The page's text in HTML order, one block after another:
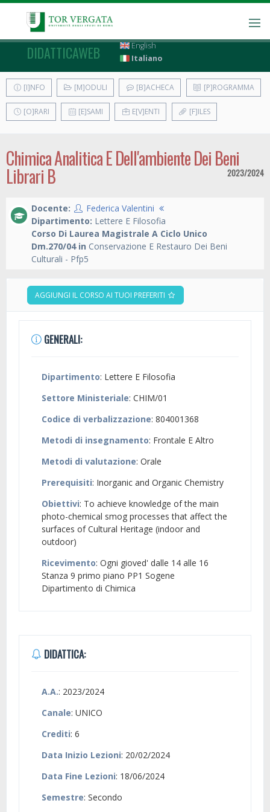
DIDATTICAWEB
English
Italiano
[I]NFO [M]ODULI [B]ACHECA [P]ROGRAMMA
[O]RARI [E]SAMI E[V]ENTI [F]ILES
Chimica Analitica E Dell'ambiente Dei Beni
Librari B 2023/2024
Docente:
Federica Valentini
Dipartimento: Lettere E Filosofia
Corso Di Laurea Magistrale A Ciclo Unico
Dm.270/04 in Conservazione E Restauro Dei Beni
Culturali - Pfp5
AGGIUNGI IL CORSO AI TUOI PREFERITI
GENERALI:
Dipartimento: Lettere E Filosofia
Settore Ministeriale: CHIM/01
Codice di verbalizzazione: 804001368
Metodi di insegnamento: Frontale E Altro
Metodi di valutazione: Orale
Prerequisiti: Inorganic and Organic Chemistry
Obiettivi: To achieve knowledge of the main
photo-chemical smog processes that affect the
surfaces of Cultural Heritage (indoor and
outdoor)
Ricevimento: Ogni gioved' dalle 14 alle 16
Stanza 9 primo piano PP1 Sogene
Dipartimento di Chimica
DIDATTICA:
A.A.: 2023/2024
Canale: UNICO
Crediti: 6
Data Inizio Lezioni: 20/02/2024
Data Fine Lezioni: 18/06/2024
Semestre: Secondo